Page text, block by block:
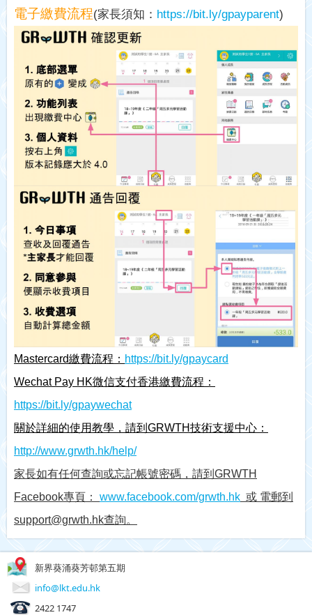
電子繳費流程(家長須知： https://bit.ly/gpayparent)
Mastercard繳費流程： https://bit.ly/gpaycard
Wechat Pay HK微信支付香港繳費流程：
https://bit.ly/gpaywechat
關於詳細的使用教學，請到GRWTH技術支援中心：
http://www.grwth.hk/help/
家長如有任何查詢或忘記帳號密碼，請到GRWTH
Facebook專頁： www.facebook.com/grwth.hk 或 電郵到
support@grwth.hk查詢。
新界葵涌葵芳邨第五期
info@lkt.edu.hk
2422 1747